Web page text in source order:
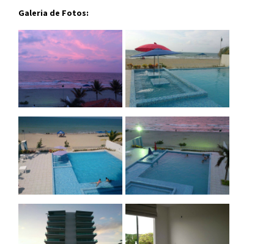
Galeria de Fotos: